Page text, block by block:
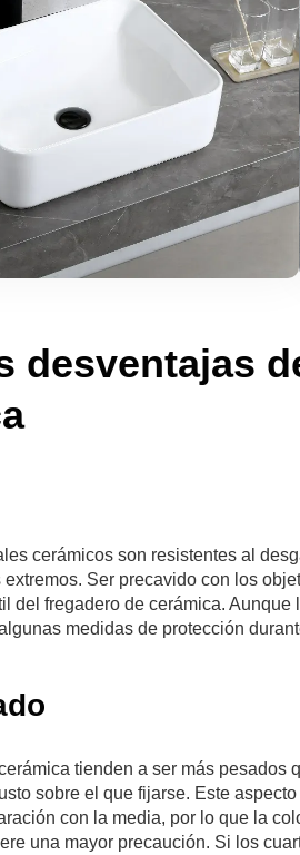
desventajas
cerámicos son resistentes al
extremos. Ser precavido con los
del fregadero de cerámica.
medidas de protección
tienden a ser más
sobre el que fijarse. Este
con la media, por lo que la
una mayor precaución. Si los